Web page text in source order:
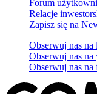
Forum
Relacje
Zapisz się na
Obserwuj nas na
Obserwuj nas na
Obserwuj nas na